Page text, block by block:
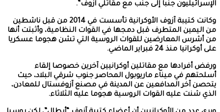
الإسرائيليون جنبا إلى جنب مع مقاتلي آزوف”.
وكانت كتيبة آزوف الأوكرانية تأسست في 2014 من قبل ناشطين
من اليمين المتطرف قبل دمجها في القوات النظامية، وأثبتت أنها
من أشرس المعارضين للقوات الروسية التي تشن هجوما عسكريا
على أوكرانيا منذ 24 فبراير الماضي.
ورفض أفرادها مع مقاتلين أوكرانيين آخرين خصوصا إلقاء
أسلحتهم في ميناء ماريوبول المحاصر جنوب شرقي البلاد، حيث
يتحصن آخر المدافعين عن المدينة في مصنع آزوفستال للمعادن،
الذي شنت عليه القوات الروسية هجوما عليه الثلاثاء.